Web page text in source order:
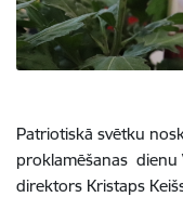
Patriotiskā svētku
proklamēšanas dienu
direktors Kristaps